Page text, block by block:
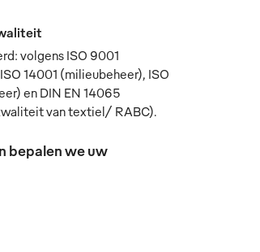
volgens ISO 9001
14001 (milieubeheer), ISO
en DIN EN 14065
van textiel/ RABC).
bepalen we uw